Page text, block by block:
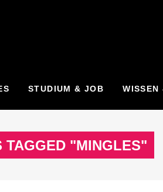
STUDIUM & JOB WISSEN
TAGGED "MINGLES"